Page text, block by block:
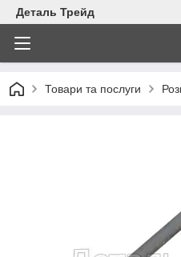
Деталь Трейд
Товари та послуги